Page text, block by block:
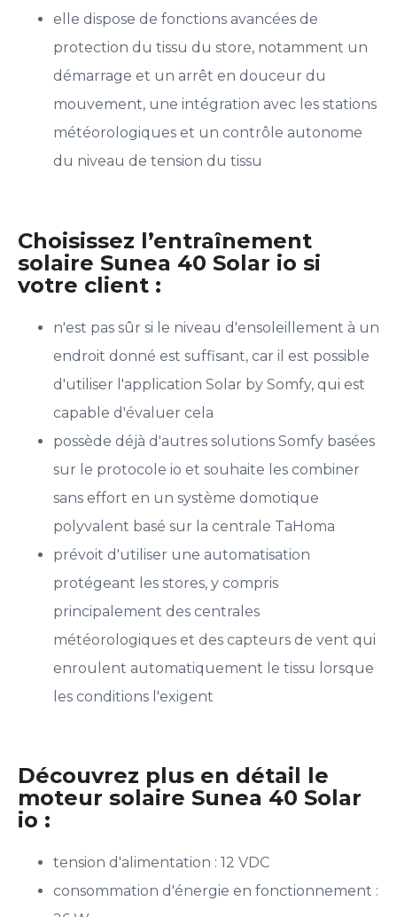
elle dispose de fonctions avancées de
protection du tissu du store, notamment un
démarrage et un arrêt en douceur du
mouvement, une intégration avec les stations
météorologiques et un contrôle autonome
du niveau de tension du tissu
Choisissez l’entraînement
solaire Sunea 40 Solar io si
votre client :
n'est pas sûr si le niveau d'ensoleillement à un
endroit donné est suffisant, car il est possible
d'utiliser l'application Solar by Somfy, qui est
capable d'évaluer cela
possède déjà d'autres solutions Somfy basées
sur le protocole io et souhaite les combiner
sans effort en un système domotique
polyvalent basé sur la centrale TaHoma
prévoit d'utiliser une automatisation
protégeant les stores, y compris
principalement des centrales
météorologiques et des capteurs de vent qui
enroulent automatiquement le tissu lorsque
les conditions l'exigent
Découvrez plus en détail le
moteur solaire Sunea 40 Solar
io :
tension d'alimentation : 12 VDC
consommation d'énergie en fonctionnement :